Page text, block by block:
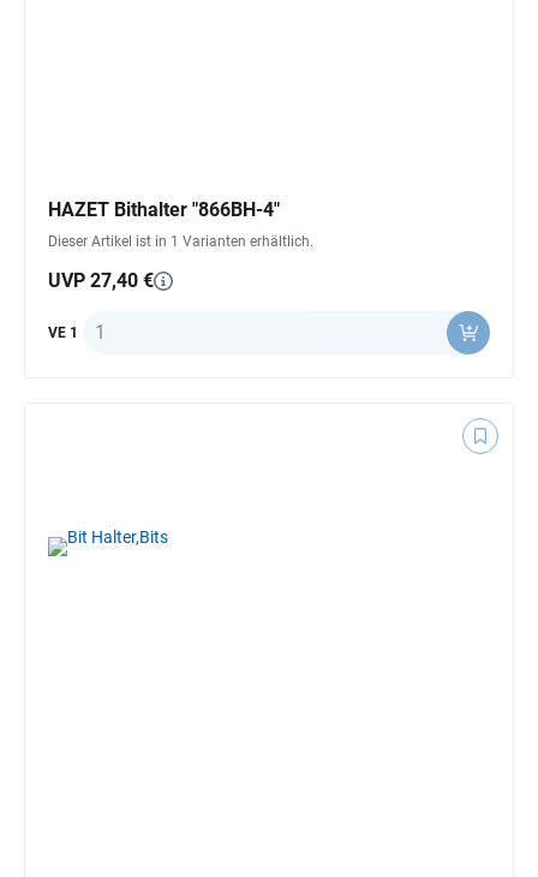
HAZET Bithalter "866BH-4"
Dieser Artikel ist in 1 Varianten erhältlich.
UVP 27,40 €
VE 1 Anzahl